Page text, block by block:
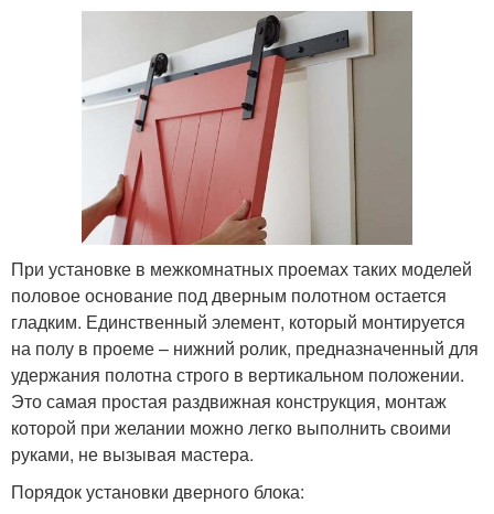
При установке в межкомнатных проемах таких моделей
половое основание под дверным полотном остается
гладким. Единственный элемент, который монтируется
на полу в проеме – нижний ролик, предназначенный для
удержания полотна строго в вертикальном положении.
Это самая простая раздвижная конструкция, монтаж
которой при желании можно легко выполнить своими
руками, не вызывая мастера.
Порядок установки дверного блока: